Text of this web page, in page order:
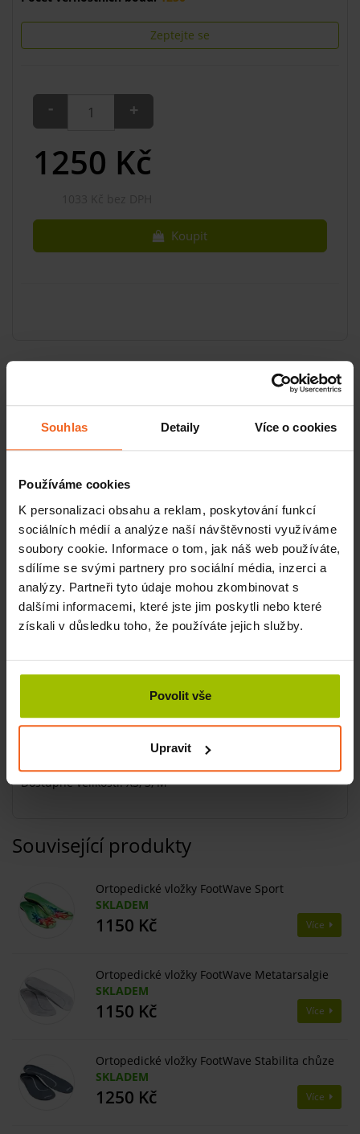
Souhlas Detaily Více o cookies
Používáme cookies
K personalizaci obsahu a reklam, poskytování funkcí
sociálních médií a analýze naší návštěvnosti využíváme
soubory cookie. Informace o tom, jak náš web používáte,
sdílíme se svými partnery pro sociální média, inzerci a
analýzy. Partneři tyto údaje mohou zkombinovat s
dalšími informacemi, které jste jim poskytli nebo které
získali v důsledku toho, že používáte jejich služby.
Povolit vše
Upravit
Zeptejte se
- +
1250 Kč
Koupit
NÁVODY
Základní informace
Velikost balení [Ks]: 1 pár
Typ: ortopedické vložky
Vložky slouží jako prevence bolesti nohou v těhotenství
nebo k její léčbě. Tyto stélky využijí také osoby vyžadující
výraznější
odlehčení nosných kloubů
s artrotickým a artritickým onemocněním nebo osoby
s větší tělesnou hmotností.
Stélka obnovuje propadlouklenbunohy, udržuje chodidlo
ve správné poloze a tím zajistí správnou polohu těla, tlumí
mírným, ale mechanicky přesným nastavením je vhodná
Dostupné velikosti: XS, S, M
Související produkty
Ortopedické vložky FootWave Sport
SKLADEM
1150 Kč Více
Ortopedické vložky FootWave Metatarsalgie
SKLADEM
1150 Kč Více
Ortopedické vložky FootWave Stabilita chůze
SKLADEM
1250 Kč Více